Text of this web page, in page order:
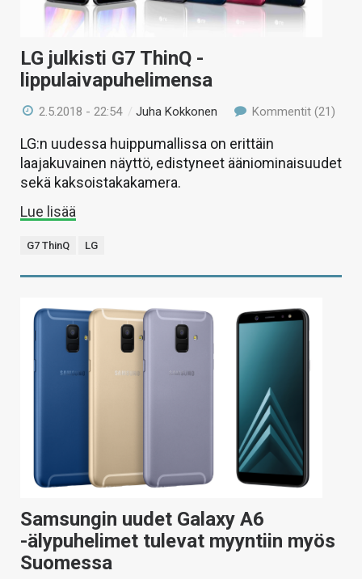
LG julkisti G7 ThinQ -
lippulaivapuhelimensa
2.5.2018 - 22:54 /Juha Kokkonen Kommentit (21)
LG:n uudessa huippumallissa on erittäin
laajakuvainen näyttö, edistyneet ääniominaisuudet
sekä kaksoistakakamera.
Lue lisää
G7 ThinQ LG
Samsungin uudet Galaxy A6
-älypuhelimet tulevat myyntiin myös
Suomessa